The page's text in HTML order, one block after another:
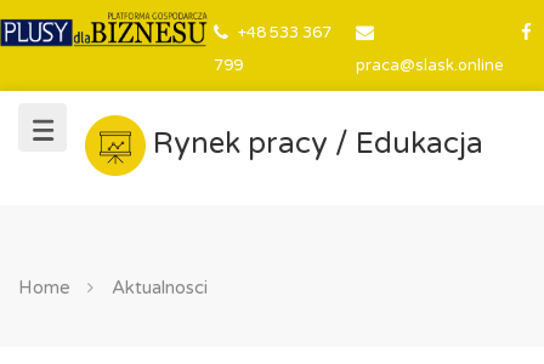
+48 533 367
799
praca@slask.online
Rynek pracy / Edukacja
Home Aktualnosci